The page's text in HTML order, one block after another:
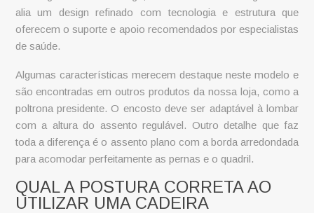
alia um design refinado com tecnologia e estrutura que
oferecem o suporte e apoio recomendados por especialistas
de saúde.
Algumas características merecem destaque neste modelo e
são encontradas em outros produtos da nossa loja, como a
poltrona presidente. O encosto deve ser adaptável à lombar
com a altura do assento regulável. Outro detalhe que faz
toda a diferença é o assento plano com a borda arredondada
para acomodar perfeitamente as pernas e o quadril.
QUAL A POSTURA CORRETA AO
UTILIZAR UMA CADEIRA